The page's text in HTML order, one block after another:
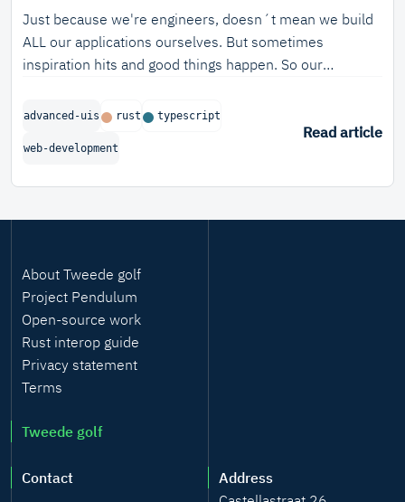
Just because we're engineers, doesn´t mean we build
ALL our applications ourselves. But sometimes
inspiration hits and good things happen. So our
backend and works like a charm.
advanced-uis rust typescript
web-development
Read article
About Tweede golf
Project Pendulum
Open-source work
Rust interop guide
Privacy statement
Terms
Tweede golf
Contact
Address